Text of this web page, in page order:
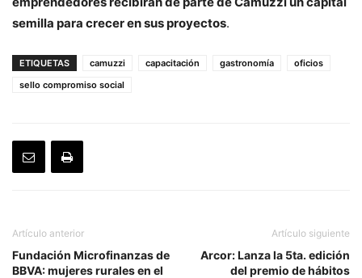
semilla para crecer en sus proyectos.
ETIQUETAS camuzzi capacitación gastronomía
oficios
sello compromiso social
Artículo anterior
Fundación Microfinanzas de
BBVA: mujeres rurales en el
Artículo siguiente
Arcor: Lanza la 5ta. edición
del premio de hábitos